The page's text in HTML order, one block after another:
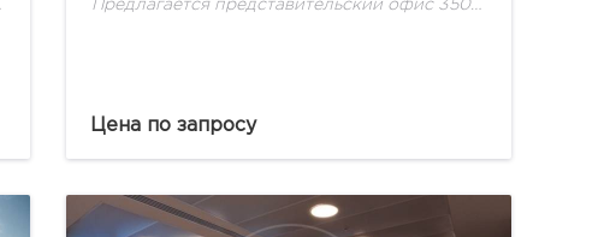
Предлагается представительский офис 350
Цена по запросу